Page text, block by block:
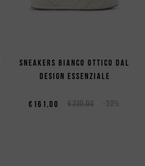
Sneakers bianco ottico dal
design essenziale
€230,00 -30%
€161,00